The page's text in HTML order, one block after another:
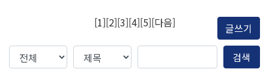
[1][2][3][4][5][다음]
글쓰기
검색